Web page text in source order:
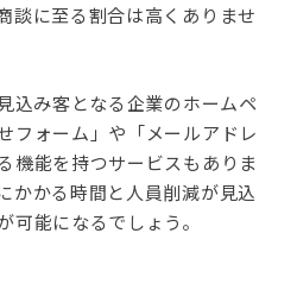
談に至る割合は高くありませ
込み客となる企業のホームペ
フォーム」や「メールアドレ
機能を持つサービスもありま
かかる時間と人員削減が見込
可能になるでしょう。